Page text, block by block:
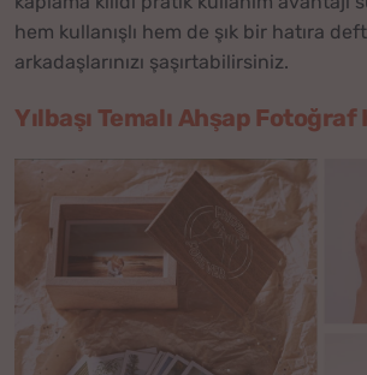
hem kullanışlı hem de şık bir hatıra
arkadaşlarınızı şaşırtabilirsiniz.
Yılbaşı Temalı Ahşap